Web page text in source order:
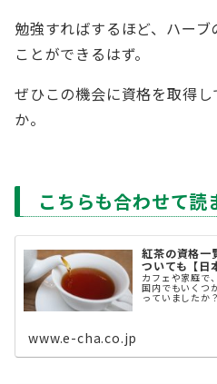
勉強すればするほど、ハー
ことができるはず。
ぜひこの機会に資格を取得
か。
こちらも合わせて読
紅茶の資格一
ついても【日
カフェや家庭で
国内でもいくつ
っていましたか
www.e-cha.co.jp